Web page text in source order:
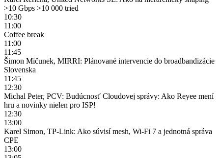
>10 Gbps >10 000 tried
10:30
11:00
Coffee break
11:00
11:45
Šimon Mičunek, MIRRI: Plánované intervencie do broadbandizácie
Slovenska
11:45
12:30
Michal Peter, PCV: Budúcnosť Cloudovej správy: Ako Reyee mení
hru a novinky nielen pro ISP!
12:30
13:00
Karel Simon, TP-Link: Ako súvisí mesh, Wi-Fi 7 a jednotná správa
CPE
13:00